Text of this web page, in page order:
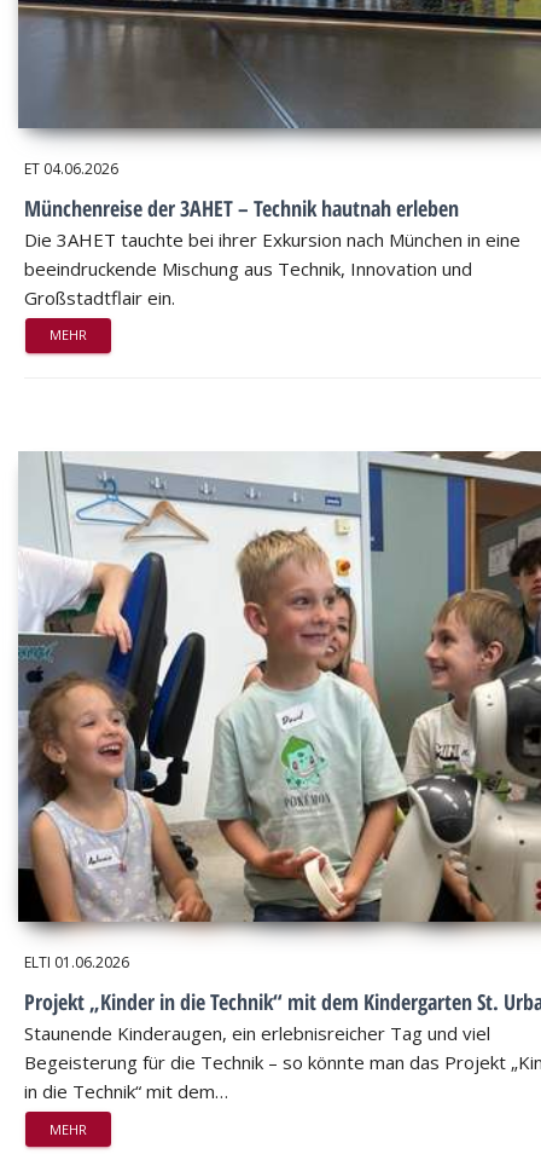
ET 04.06.2026
Münchenreise der 3AHET – Technik hautnah erleben
Die 3AHET tauchte bei ihrer Exkursion nach München in eine
beeindruckende Mischung aus Technik, Innovation und
Großstadtflair ein.
MEHR
ELTI 01.06.2026
Projekt „Kinder in die Technik“ mit dem Kindergarten St.
Staunende Kinderaugen, ein erlebnisreicher Tag und viel
Begeisterung für die Technik – so könnte man das Projekt
in die Technik“ mit dem…
MEHR